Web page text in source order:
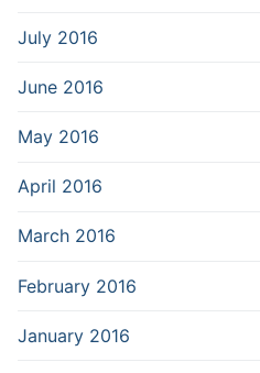
July 2016
June 2016
May 2016
April 2016
March 2016
February 2016
January 2016